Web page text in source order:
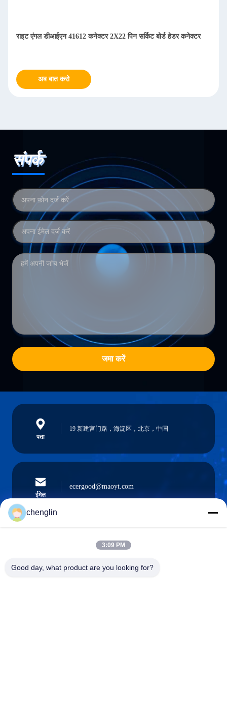
राइट एंगल डीआईएन 41612 कनेक्टर 2X22 पिन सर्किट बोर्ड हेडर कनेक्टर
अब बात करो
संपर्क
जमा करें
पता
19 新建宫门路，海淀区，北京，中国
ईमेल
ecergood@maoyt.com
0086-731-861329934568
chenglin
3:09 PM
Good day, what product are you looking for?